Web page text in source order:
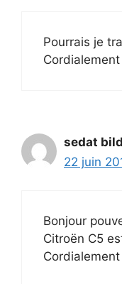
Pourrais je
Cordialement
sedat
22 juin
Bonjour
Citroën C5